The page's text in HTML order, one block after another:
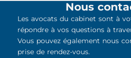
Nous
Les avocats du cabinet sont à
répondre à vos questions à
Vous pouvez également nous
prise de rendez-vous.